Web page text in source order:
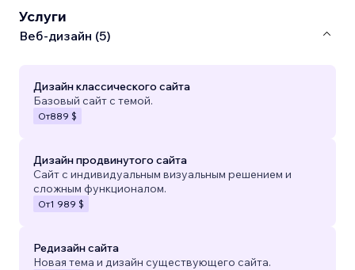
Услуги
Веб-дизайн (5)
Дизайн классического сайта
Базовый сайт с темой.
От889 $
Дизайн продвинутого сайта
Сайт с индивидуальным визуальным решением и
сложным функционалом.
От1 989 $
Редизайн сайта
Новая тема и дизайн существующего сайта.